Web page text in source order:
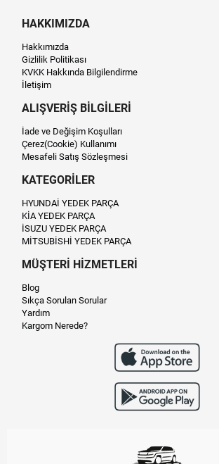
HAKKIMIZDA
Hakkımızda
Gizlilik Politikası
KVKK Hakkında Bilgilendirme
İletişim
ALIŞVERİŞ BİLGİLERİ
İade ve Değişim Koşulları
Çerez(Cookie) Kullanımı
Mesafeli Satış Sözleşmesi
KATEGORİLER
HYUNDAİ YEDEK PARÇA
KİA YEDEK PARÇA
İSUZU YEDEK PARÇA
MİTSUBİSHİ YEDEK PARÇA
MÜŞTERİ HİZMETLERİ
Blog
Sıkça Sorulan Sorular
Yardım
Kargom Nerede?